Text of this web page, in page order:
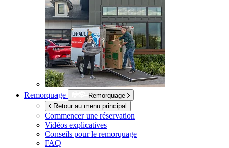
Remorquage
Remorquage
Retour au menu principal
Commencer une réservation
Vidéos explicatives
Conseils pour le remorquage
FAQ